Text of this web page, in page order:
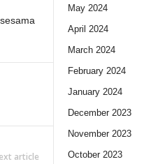
article
May 2024
April 2024
March 2024
February 2024
January 2024
December 2023
November 2023
October 2023